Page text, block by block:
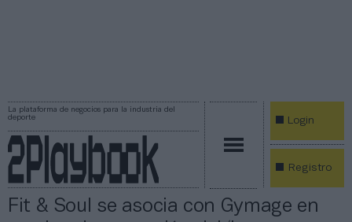
La plataforma de negocios para la industria del
deporte
Login
Registro
Fit & Soul se asocia con Gymage en